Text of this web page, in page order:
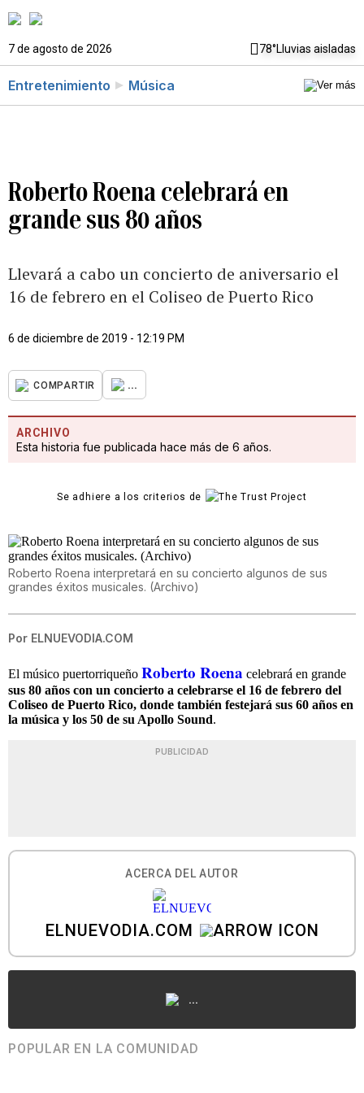
7 de agosto de 2026 78°Lluvias aisladas
Entretenimiento Música
Roberto Roena celebrará en
grande sus 80 años
Llevará a cabo un concierto de aniversario el
16 de febrero en el Coliseo de Puerto Rico
6 de diciembre de 2019 - 12:19 PM
COMPARTIR ...
ARCHIVO
Esta historia fue publicada hace más de 6 años.
Se adhiere a los criterios de
Roberto Roena interpretará en su concierto algunos de sus
grandes éxitos musicales. (Archivo)
Por ELNUEVODIA.COM
El músico puertorriqueño Roberto Roena celebrará en grande
sus 80 años con un concierto a celebrarse el 16 de febrero del
Coliseo de Puerto Rico, donde también festejará sus 60 años en
la música y los 50 de su Apollo Sound.
PUBLICIDAD
ACERCA DEL AUTOR
ELNUEVODIA.COM
...
POPULAR EN LA COMUNIDAD